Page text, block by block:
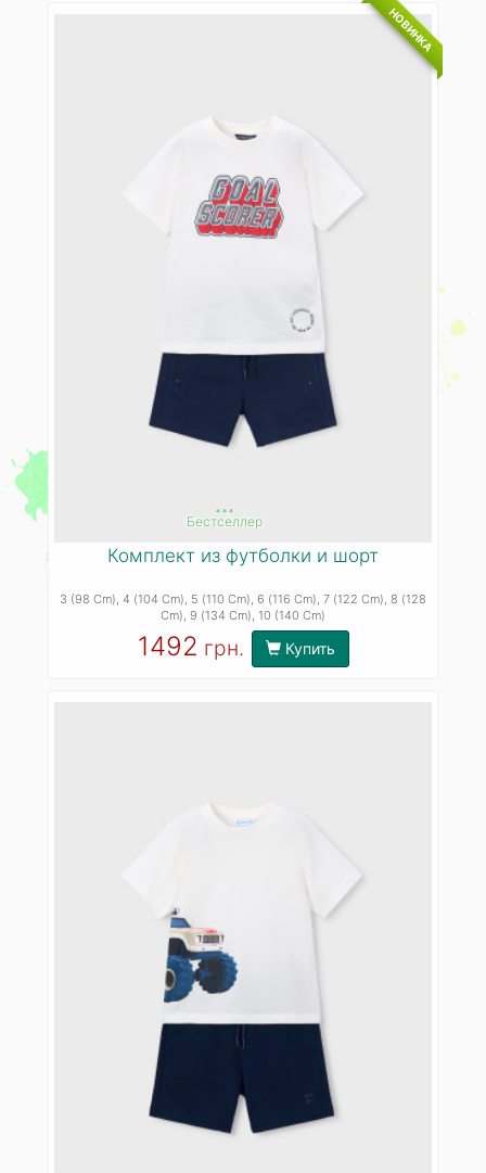
НОВИНКА
***
Бестселлер
Комплект из футболки и шорт
3 (98 Cm), 4 (104 Cm), 5 (110 Cm), 6 (116 Cm), 7 (122 Cm), 8 (128
Cm), 9 (134 Cm), 10 (140 Cm)
1492 грн. Купить